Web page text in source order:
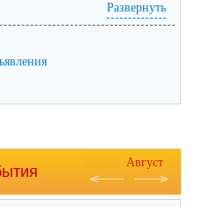
Развернуть
Август